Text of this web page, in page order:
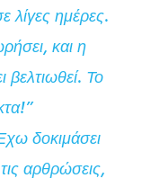
λίγες ημέρες.
και η
βελτιωθεί. Το
δοκιμάσει
αρθρώσεις,